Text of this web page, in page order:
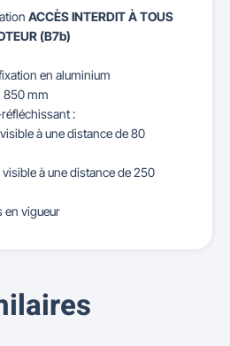
ACCÈS INTERDIT À TOUS
(B7b)
en aluminium
850 mm
:
à une distance de 80
à une distance de 250
en vigueur